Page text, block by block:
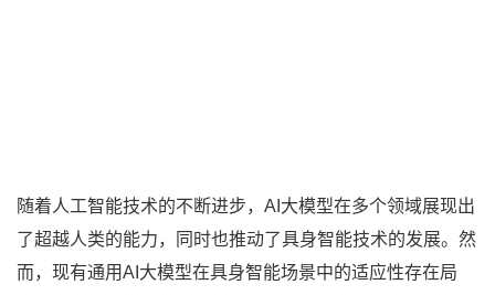
随着人工智能技术的不断进步，AI大模型在多个领域展现出
了超越人类的能力，同时也推动了具身智能技术的发展。然
而，现有通用AI大模型在具身智能场景中的适应性存在局